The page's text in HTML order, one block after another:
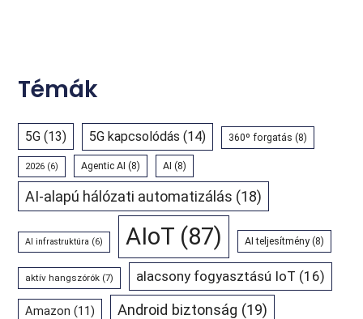
Témák
5G (13) 5G kapcsolódás (14) 360º forgatás (8)
2026 (6) Agentic AI (8) AI (8)
AI-alapú hálózati automatizálás (18)
AI infrastruktúra (6) AIoT (87) AI teljesítmény (8)
aktív hangszórók (7) alacsony fogyasztású IoT (16)
Amazon (11) Android biztonság (19)